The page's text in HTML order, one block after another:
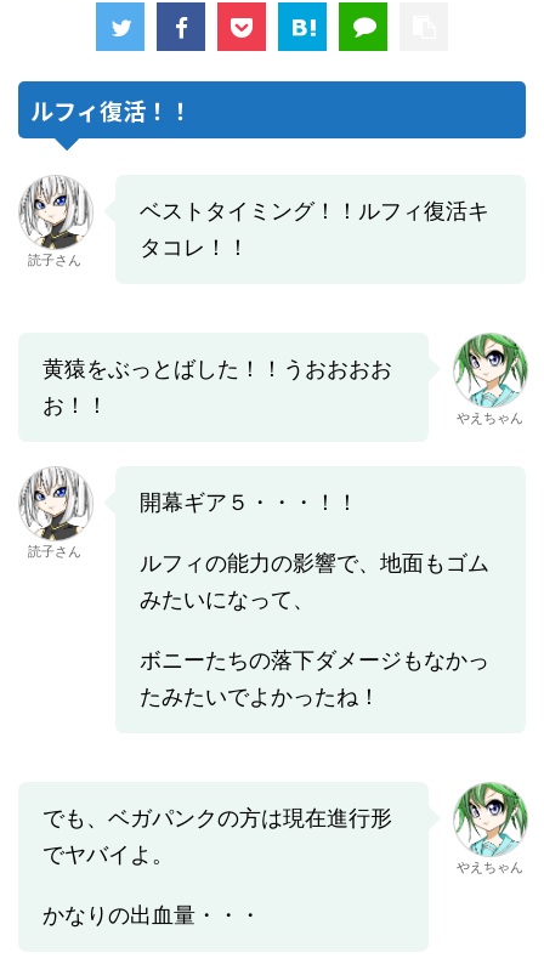
ルフィ復活！！
読子さん
ベストタイミング！！ルフィ復活キ
タコレ！！
黄猿をぶっとばした！！うおおおお
お！！
やえちゃん
読子さん
開幕ギア５・・・！！
ルフィの能力の影響で、地面もゴム
みたいになって、
ボニーたちの落下ダメージもなかっ
たみたいでよかったね！
でも、ベガパンクの方は現在進行形
でヤバイよ。
かなりの出血量・・・
やえちゃん